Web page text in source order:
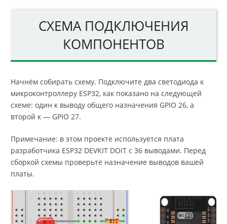
СХЕМА ПОДКЛЮЧЕНИЯ
КОМПОНЕНТОВ
Начнём собирать схему. Подключите два светодиода к
микроконтроллеру ESP32, как показано на следующей
схеме: один к выводу общего назначения GPIO 26, а
второй к — GPIO 27.
Примечание: в этом проекте используется плата
разработчика ESP32 DEVKIT DOIT с 36 выводами. Перед
сборкой схемы проверьте назначение выводов вашей
платы.